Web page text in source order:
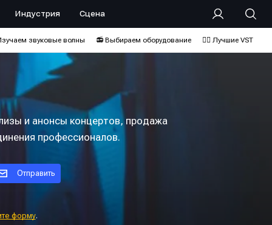
Индустрия Сцена
звуковые волны 📻 Выбираем оборудование ❤️‍🔥 Лучшие VST
и анонсы концертов, продажа
профессионалов.
Отправить
форму.